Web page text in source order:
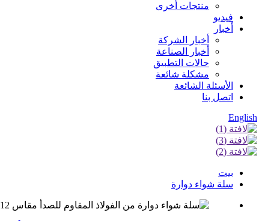
منتجات أخرى
فيديو
أخبار
أخبار الشركة
أخبار الصناعة
حالات التطبيق
مشكلة شائعة
الأسئلة الشائعة
اتصل بنا
English
بيت
سلة شواء دوارة